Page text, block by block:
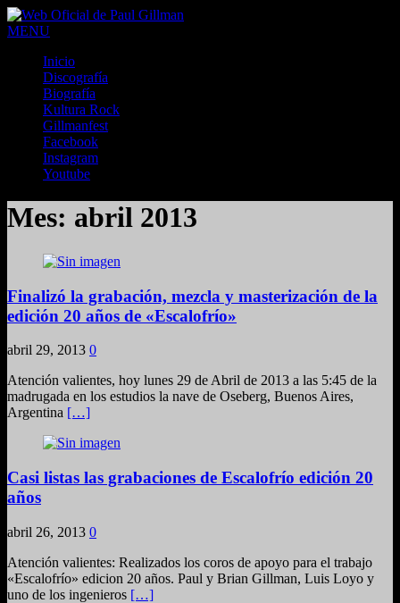
MENU
Inicio
Discografía
Biografía
Kultura Rock
Gillmanfest
Facebook
Instagram
Youtube
Mes: abril 2013
Finalizó la grabación, mezcla y masterización de la
edición 20 años de «Escalofrío»
abril 29, 2013 0
Atención valientes, hoy lunes 29 de Abril de 2013 a las 5:45 de la
madrugada en los estudios la nave de Oseberg, Buenos Aires,
Argentina […]
Casi listas las grabaciones de Escalofrío edición 20
años
abril 26, 2013 0
Atención valientes: Realizados los coros de apoyo para el trabajo
«Escalofrío» edicion 20 años. Paul y Brian Gillman, Luis Loyo y
uno de los ingenieros […]